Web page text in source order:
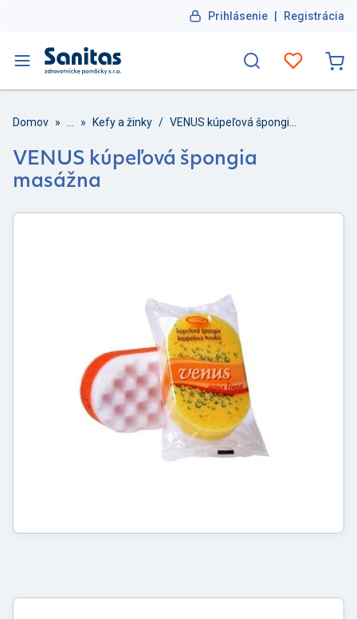
Prihlásenie | Registrácia
Domov » » Kefy a žinky /
VENUS kúpeľová špongia
masážna